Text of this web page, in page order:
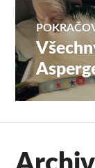
Následující
příspěvek: